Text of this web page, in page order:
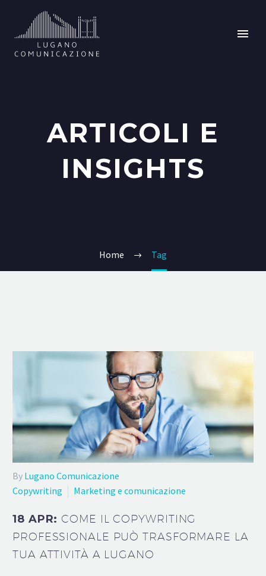
ARTICOLI E
INSIGHTS
Home Tag
By Lugano Comunicazione
Copywriting
Marketing e comunicazione
18 APR:COME IL COPYWRITING
PROFESSIONALE PUÒ TRASFORMARE LA
TUA ATTIVITÀ A LUGANO